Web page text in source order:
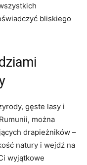
bliskiego
gęste lasy i
można
drapieżników –
natury i wejdź na
wyjątkowe